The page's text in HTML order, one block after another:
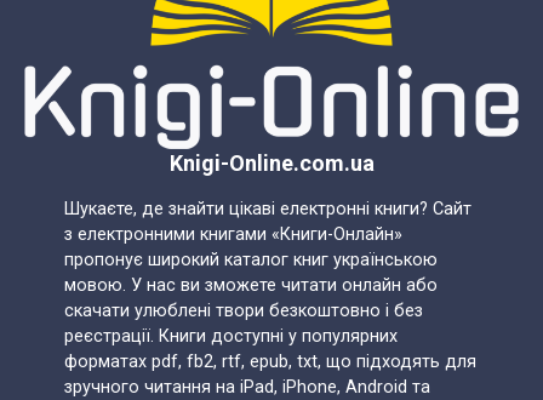
Knigi-Online.com.ua
Шукаєте, де знайти цікаві електронні книги? Сайт
з електронними книгами «Книги-Онлайн»
пропонує широкий каталог книг українською
мовою. У нас ви зможете читати онлайн або
скачати улюблені твори безкоштовно і без
реєстрації. Книги доступні у популярних
форматах pdf, fb2, rtf, epub, txt, що підходять для
зручного читання на iPad, iPhone, Android та